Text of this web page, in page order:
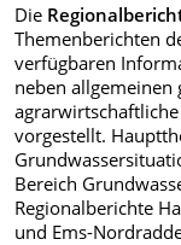
Die
Themenberichten
verfügbaren
neben allgemeinen
vorgestellt.
Bereich
Regionalberichte
und Ems-